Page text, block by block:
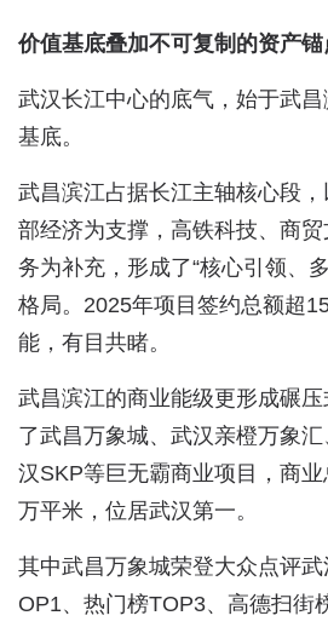
价值基底叠加不可复制的资产锚
武汉长江中心的底气，始于武
基底。
武昌滨江占据长江主轴核心段
部经济为支撑，高铁科技、商
务为补充，形成了“核心引领、
格局。2025年项目签约总额超
能，有目共睹。
武昌滨江的商业能级更形成碾
了武昌万象城、武汉亲橙万象
汉SKP等巨无霸商业项目，商
万平米，位居武汉第一。
其中武昌万象城荣登大众点评
OP1、热门榜TOP3、高德扫街